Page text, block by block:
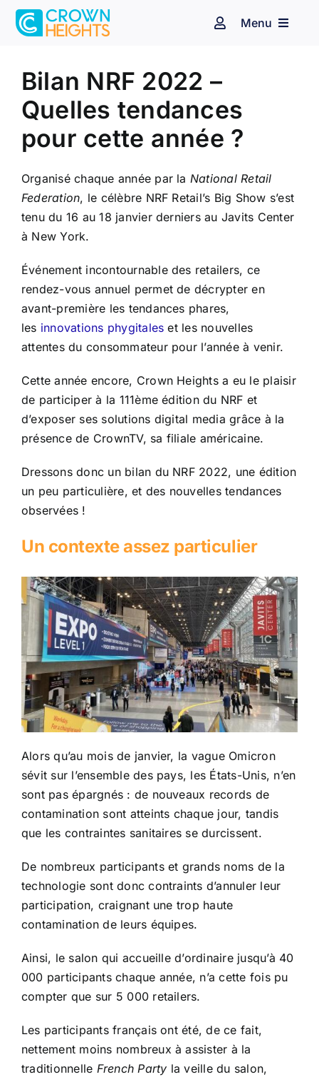
Passer
Navigation
Audiovisuel
Menu
Identité sonore
Secteurs d’activité
Nos clients
Contact
l'image
agrandie
Bilan NRF 2022 –
Quelles tendances
pour cette année ?
Organisé chaque année par la National Retail
Federation, le célèbre NRF Retail’s Big Show s’est
tenu du 16 au 18 janvier derniers au Javits Center
à New York.
Événement incontournable des retailers, ce
rendez-vous annuel permet de décrypter en
avant-première les tendances phares,
les innovations phygitales et les nouvelles
attentes du consommateur pour l’année à venir.
Cette année encore, Crown Heights a eu le plaisir
de participer à la 111ème édition du NRF et
d’exposer ses solutions digital media grâce à la
présence de CrownTV, sa filiale américaine.
Dressons donc un bilan du NRF 2022, une édition
un peu particulière, et des nouvelles tendances
observées !
Un contexte assez particulier
Alors qu’au mois de janvier, la vague Omicron
sévit sur l’ensemble des pays, les États-Unis, n’en
sont pas épargnés : de nouveaux records de
contamination sont atteints chaque jour, tandis
que les contraintes sanitaires se durcissent.
De nombreux participants et grands noms de la
technologie sont donc contraints d’annuler leur
participation, craignant une trop haute
contamination de leurs équipes.
Ainsi, le salon qui accueille d’ordinaire jusqu’à 40
000 participants chaque année, n’a cette fois pu
compter que sur 5 000 retailers.
Les participants français ont été, de ce fait,
nettement moins nombreux à assister à la
traditionnelle French Party la veille du salon,